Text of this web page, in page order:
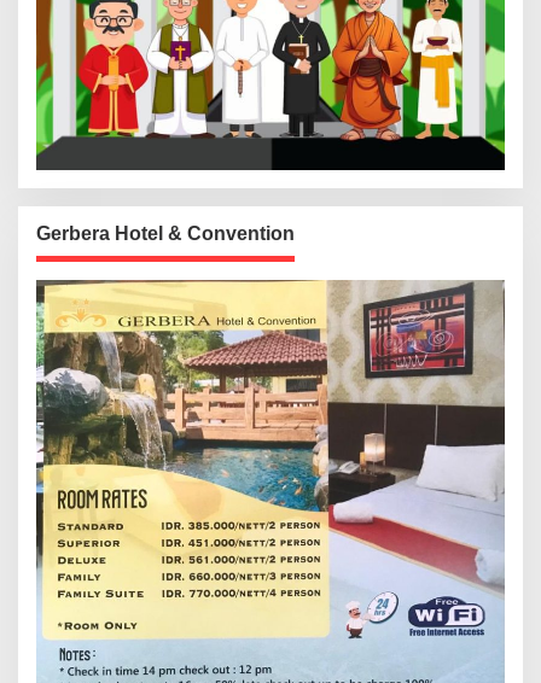
Gerbera Hotel & Convention